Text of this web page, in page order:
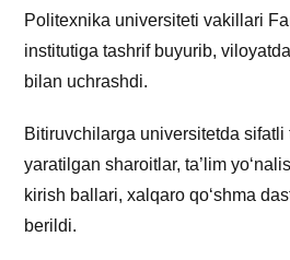
Politexnika universiteti vakillari
institutiga tashrif buyurib,
bilan uchrashdi.
Bitiruvchilarga universitetda sifatli
yaratilgan sharoitlar, ta’lim
kirish ballari, xalqaro qo‘shma
berildi.